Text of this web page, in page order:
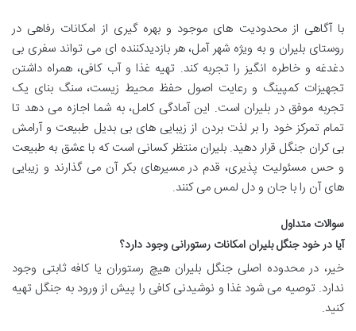
با آگاهی از محدودیت های موجود و بهره گیری از امکانات رفاهی در
روستای بلیران و به ویژه شهر آمل، هر بازدیدکننده ای می تواند سفری بی
دغدغه و خاطره انگیز را تجربه کند. تهیه غذا و آب کافی، همراه داشتن
تجهیزات کمپینگ و رعایت اصول حفظ محیط زیست، سنگ بنای یک
تجربه موفق در بلیران است. این آمادگی کامل، به شما اجازه می دهد تا
تمام تمرکز خود را بر لذت بردن از زیبایی های بی بدیل طبیعت و آرامش
بی کران جنگل قرار دهید. بلیران منتظر کسانی است که با عشق به طبیعت
و حس مسئولیت پذیری، قدم در مسیرهای بکر آن می گذارند و زیبایی
های آن را با جان و دل لمس می کنند.
سوالات متداول
آیا در خود جنگل بلیران امکانات رستورانی وجود دارد؟
خیر، در محدوده اصلی جنگل بلیران هیچ رستوران یا کافه ثابتی وجود
ندارد. توصیه می شود غذا و نوشیدنی کافی را پیش از ورود به جنگل تهیه
کنید.